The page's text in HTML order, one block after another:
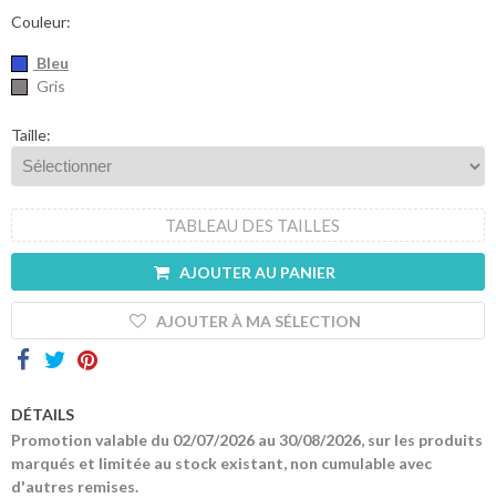
Couleur:
Bleu
Gris
Taille:
TABLEAU DES TAILLES
AJOUTER AU PANIER
AJOUTER À MA SÉLECTION
DÉTAILS
Promotion valable du 02/07/2026 au 30/08/2026, sur les produits
marqués et limitée au stock existant, non cumulable avec
d'autres remises.